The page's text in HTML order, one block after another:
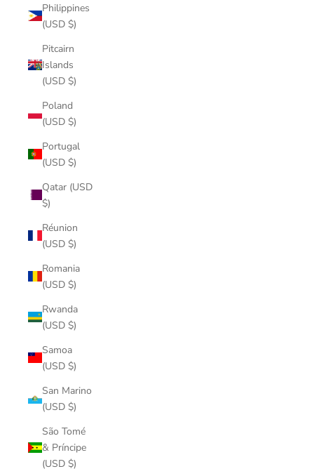
Philippines
(USD $)
Pitcairn
Islands
(USD $)
Poland
(USD $)
Portugal
(USD $)
Qatar (USD
$)
Réunion
(USD $)
Romania
(USD $)
Rwanda
(USD $)
Samoa
(USD $)
San Marino
(USD $)
São Tomé
& Príncipe
(USD $)